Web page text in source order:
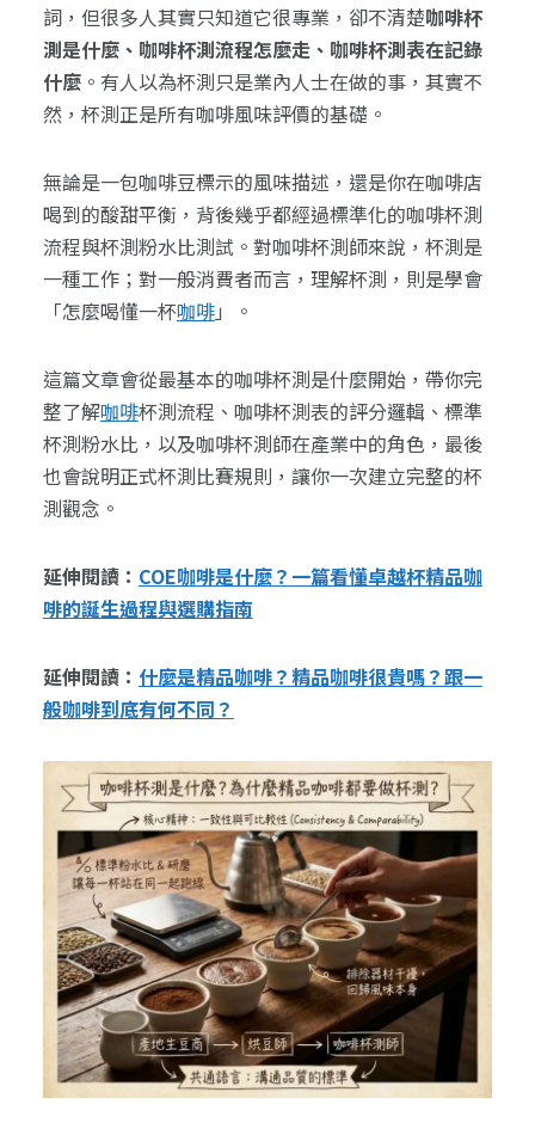
詞，但很多人其實只知道它很專業，卻不清楚咖啡杯
測是什麼、咖啡杯測流程怎麼走、咖啡杯測表在記錄
什麼。有人以為杯測只是業內人士在做的事，其實不
然，杯測正是所有咖啡風味評價的基礎。
無論是一包咖啡豆標示的風味描述，還是你在咖啡店
喝到的酸甜平衡，背後幾乎都經過標準化的咖啡杯測
流程與杯測粉水比測試。對咖啡杯測師來說，杯測是
一種工作；對一般消費者而言，理解杯測，則是學會
「怎麼喝懂一杯咖啡」。
這篇文章會從最基本的咖啡杯測是什麼開始，帶你完
整了解咖啡杯測流程、咖啡杯測表的評分邏輯、標準
杯測粉水比，以及咖啡杯測師在產業中的角色，最後
也會說明正式杯測比賽規則，讓你一次建立完整的杯
測觀念。
延伸閱讀： COE咖啡是什麼？一篇看懂卓越杯精品咖
啡的誕生過程與選購指南
延伸閱讀： 什麼是精品咖啡？精品咖啡很貴嗎？跟一
般咖啡到底有何不同？